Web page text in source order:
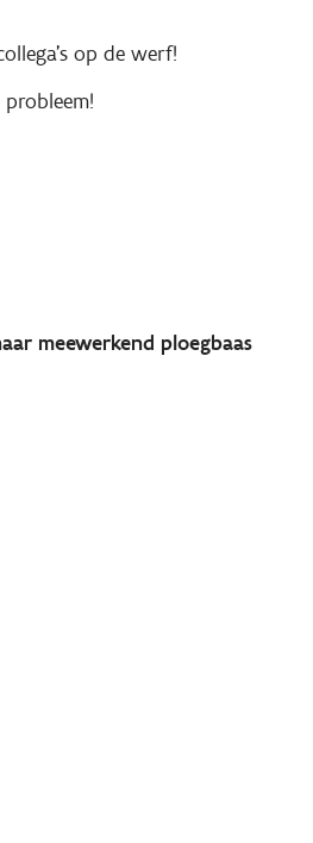
op de werf!
meewerkend ploegbaas